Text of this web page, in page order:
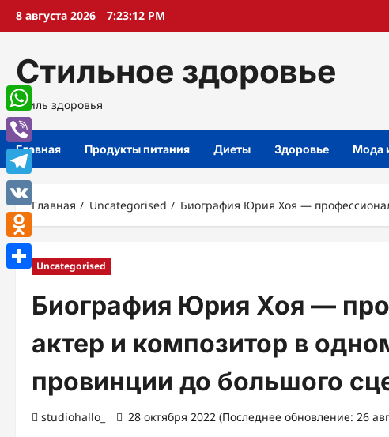
Перейти
8 августа 2026 7:23:13 PM
Стильное здоровье
Стиль здоровья
Главная Продукты питания Диеты Здоровье Мода
Главная Uncategorised Биография Юрия Хоя —
Uncategorised
Биография Юрия Хоя —
актер и композитор в
провинции до большого
studiohallo_ 28 октября 2022 (Последнее обновление: 26
WhatsApp
Viber
Telegram
VK
Odnoklassniki